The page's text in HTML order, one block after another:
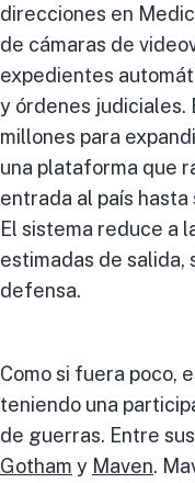
direcciones en
de cámaras de
expedientes
y órdenes judiciales.
millones para
una plataforma que
entrada al país
El sistema reduce a
estimadas de salida,
defensa.
Como si fuera poco,
teniendo una
de guerras. Entre
Gotham y Maven.